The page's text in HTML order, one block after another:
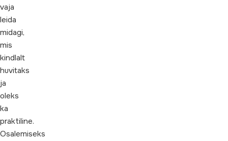
vaja
leida
midagi,
mis
kindlalt
huvitaks
ja
oleks
ka
praktiline.
Osalemiseks